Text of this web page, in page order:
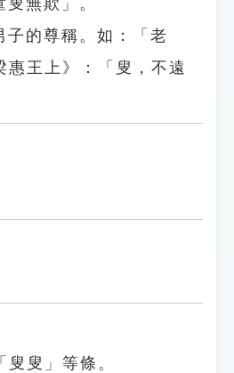
無欺」。
子的尊稱。如：「老
惠王上》：「叟，不遠
叟」等條。